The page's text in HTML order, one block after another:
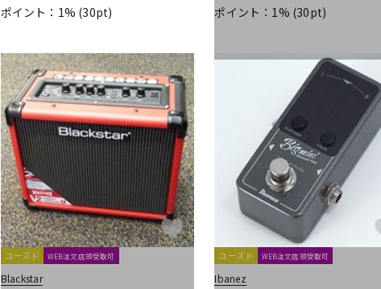
ポイント：1% (30pt) ポイント：1% (30pt)
ユーズド WEB注文店頭受取可
Blackstar
ユーズド WEB注文店頭受取可
Ibanez